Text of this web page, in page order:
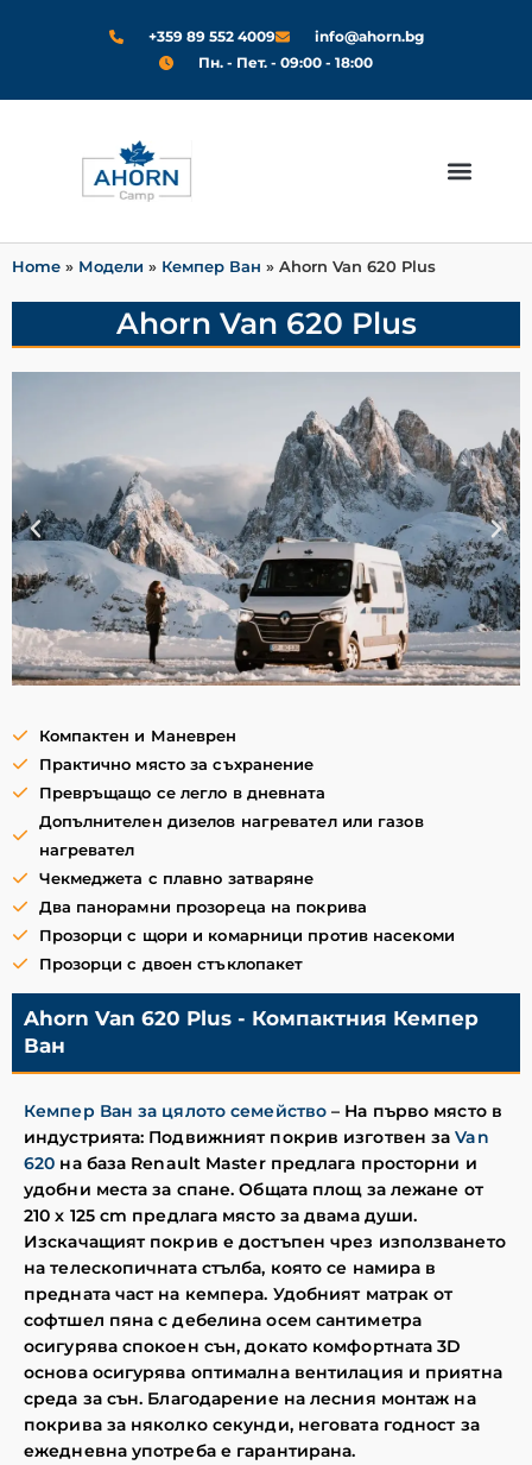
+359 89 552 4009
info@ahorn.bg
Пн. - Пет. - 09:00 - 18:00
Home » Модели » Кемпер Ван » Ahorn Van 620 Plus
Ahorn Van 620 Plus
Компактен и Маневрен
Практично място за съхранение
Превръщащо се легло в дневната
Допълнителен дизелов нагревател или газов
нагревател
Чекмеджета с плавно затваряне
Два панорамни прозореца на покрива
Прозорци с щори и комарници против насекоми
Прозорци с двоен стъклопакет
Ahorn Van 620 Plus - Компактния Кемпер
Ван
Кемпер Ван за цялото семейство – На първо място в
индустрията: Подвижният покрив изготвен заVan
620 на база Renault Master предлага просторни и
удобни места за спане. Общата площ за лежане от
210 x 125 cm предлага място за двама души.
Изскачащият покрив е достъпен чрез използването
на телескопичната стълба, която се намира в
предната част на кемпера. Удобният матрак от
софтшел пяна с дебелина осем сантиметра
осигурява спокоен сън, докато комфортната 3D
основа осигурява оптимална вентилация и приятна
среда за сън. Благодарение на лесния монтаж на
покрива за няколко секунди, неговата годност за
ежедневна употреба е гарантирана.